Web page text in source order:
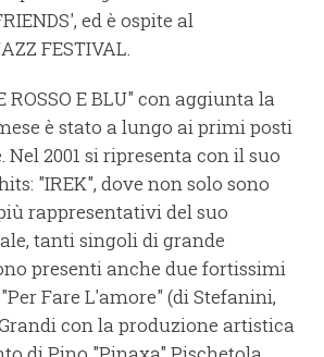
ed è ospite al
FESTIVAL.
ROSSO E BLU" con aggiunta la
è stato a lungo ai primi posti
Nel 2001 si ripresenta con il suo
"IREK", dove non solo sono
rappresentativi del suo
tanti singoli di grande
presenti anche due fortissimi
Fare L'amore" (di Stefanini,
con la produzione artistica